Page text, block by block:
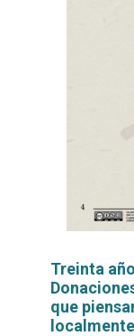
Treinta
que
localmente